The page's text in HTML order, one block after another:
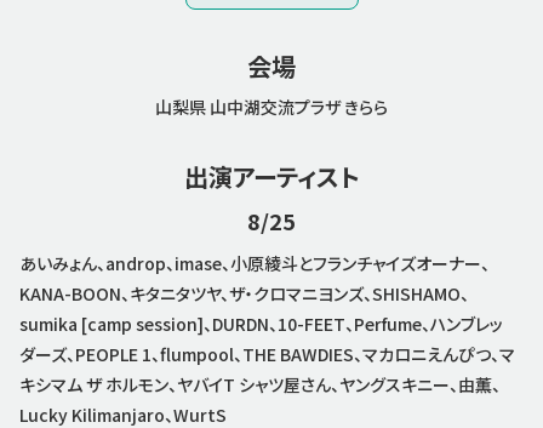
会場
山梨県 山中湖交流プラザ きらら
出演アーティスト
8/25
あいみょん、androp、imase、小原綾斗とフランチャイズオーナー、
KANA-BOON、キタニタツヤ、ザ・クロマニヨンズ、SHISHAMO、
sumika [camp session]、DURDN、10-FEET、Perfume、ハンブレッ
ダーズ、PEOPLE 1、flumpool、THE BAWDIES、マカロニえんぴつ、マ
キシマム ザ ホルモン、ヤバイT シャツ屋さん、ヤングスキニー、由薫、
Lucky Kilimanjaro、WurtS